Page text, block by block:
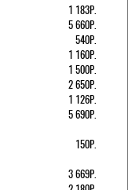
1 183Р.
5 660Р.
540Р.
1 160Р.
1 500Р.
2 650Р.
1 126Р.
5 690Р.
150Р.
3 669Р.